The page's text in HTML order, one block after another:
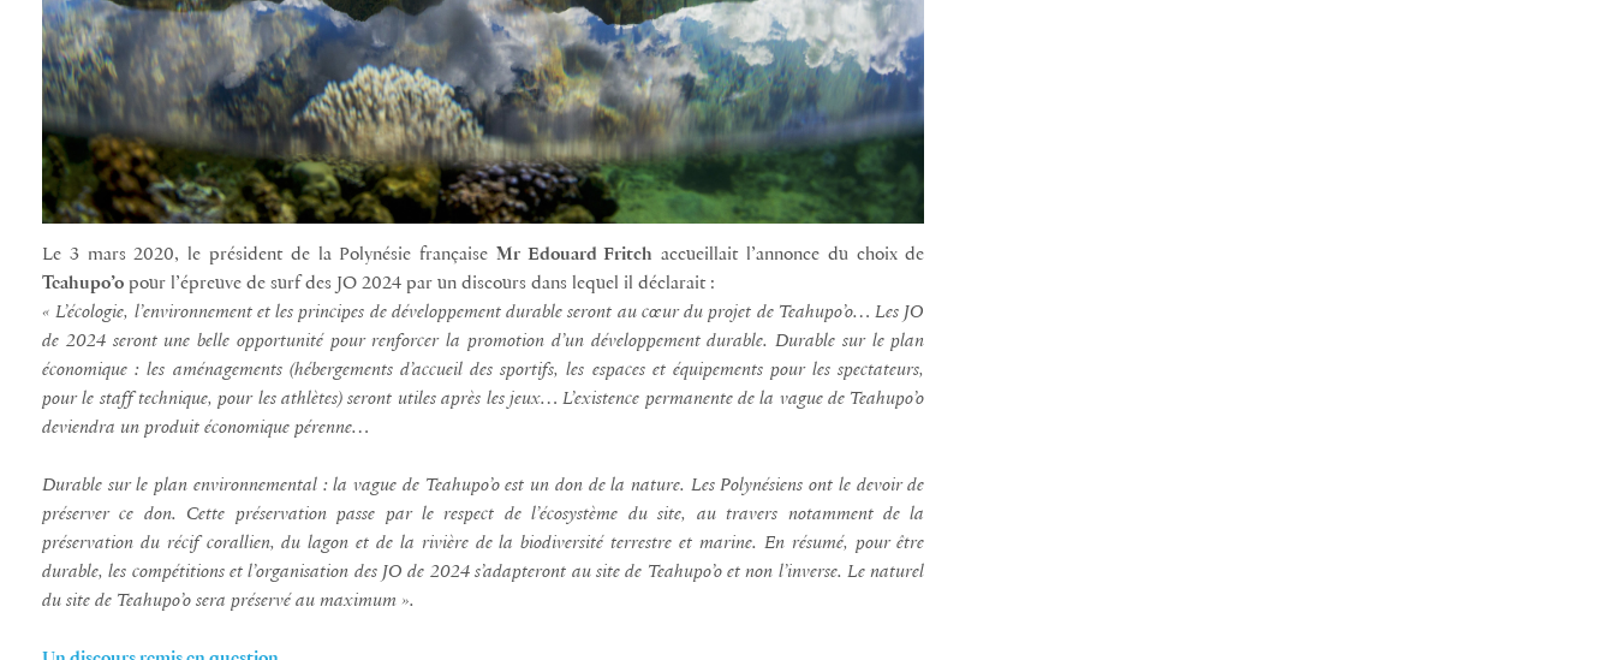
Le 3 mars 2020, le président de la Polynésie française Mr Edouard Fritch accueillait l’annonce du choix de
Teahupo’o pour l’épreuve de surf des JO 2024 par un discours dans lequel il déclarait :
« L’écologie, l’environnement et les principes de développement durable seront au cœur du projet de Teahupo’o… Les JO
de 2024 seront une belle opportunité pour renforcer la promotion d’un développement durable. Durable sur le plan
économique : les aménagements (hébergements d’accueil des sportifs, les espaces et équipements pour les spectateurs,
pour le staff technique, pour les athlètes) seront utiles après les jeux… L’existence permanente de la vague de Teahupo’o
deviendra un produit économique pérenne…
Durable sur le plan environnemental : la vague de Teahupo’o est un don de la nature. Les Polynésiens ont le devoir de
préserver ce don. Cette préservation passe par le respect de l’écosystème du site, au travers notamment de la
préservation du récif corallien, du lagon et de la rivière de la biodiversité terrestre et marine. En résumé, pour être
durable, les compétitions et l’organisation des JO de 2024 s’adapteront au site de Teahupo’o et non l’inverse. Le naturel
du site de Teahupo’o sera préservé au maximum ».